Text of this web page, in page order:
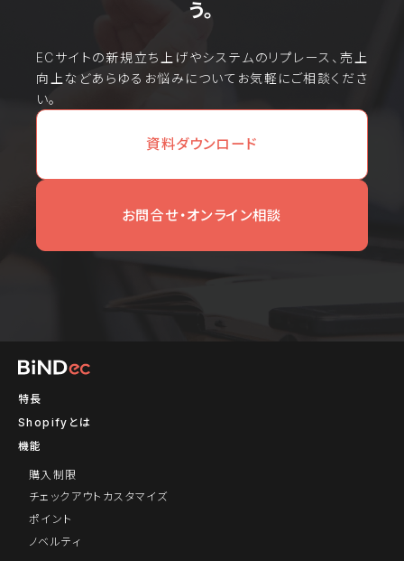
う。
ECサイトの新規立ち上げやシステムのリプレース、売上
向上などあらゆるお悩みについてお気軽にご相談くださ
い。
資料ダウンロード
お問合せ・オンライン相談
特長
Shopifyとは
機能
購入制限
チェックアウトカスタマイズ
ポイント
ノベルティ